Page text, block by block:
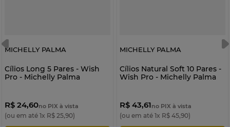
MICHELLY PALMA
Cílios Long 5 Pares - Wish
Pro - Michelly Palma
R$ 24,60no PIX à vista
(ou em até 1x R$ 25,90)
MICHELLY PALMA
Cílios Natural Soft 10 Pares -
Wish Pro - Michelly Palma
R$ 43,61no PIX à vista
(ou em até 1x R$ 45,90)